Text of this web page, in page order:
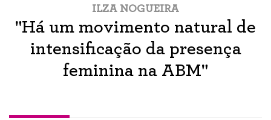
ILZA NOGUEIRA
"Há um movimento natural de
intensificação da presença
feminina na ABM"